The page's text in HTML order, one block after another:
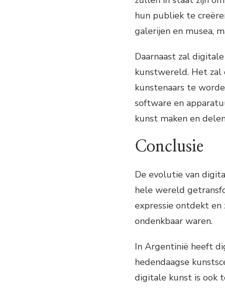
hun publiek te
galerijen en musea,
Daarnaast zal
kunstwereld. Het zal
kunstenaars te
software en
kunst maken en
Conclusie
De evolutie van
hele wereld
expressie ontdekt
ondenkbaar waren.
In Argentinië heeft
hedendaagse
digitale kunst is ook